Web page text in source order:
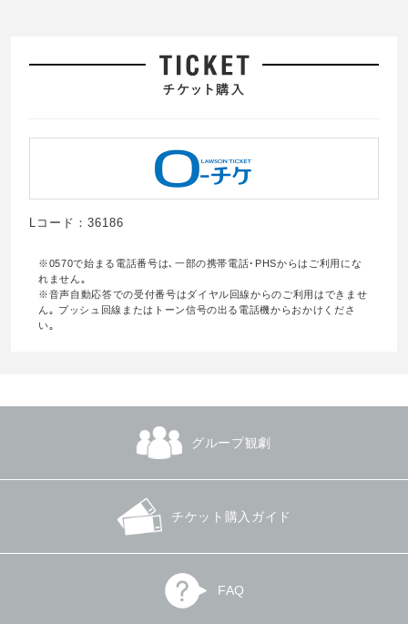
Lコード：36186
※0570で始まる電話番号は､一部の携帯電話･PHSからはご利用にな
れません｡
※音声自動応答での受付番号はダイヤル回線からのご利用はできませ
ん｡ プッシュ回線またはトーン信号の出る電話機からおかけくださ
い｡
グループ観劇
チケット購入ガイド
FAQ